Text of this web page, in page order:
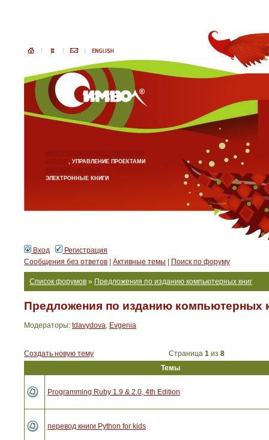
ИНФОРМАЦИОННЫЕ ТЕХНОЛОГИИ
БИЗНЕС, УПРАВЛЕНИЕ ПРОЕКТАМИ
АНГЛИЙСКИЙ ЯЗЫК
ЭЛЕКТРОННЫЕ КНИГИ
Вход
Регистрация
Сообщения без ответов
Активные темы Поиск по форуму
Список форумов » Предложения по изданию компьютерных книг
Предложения по изданию компьютерных
Модераторы: tdavydova, Evgenia
Создать новую тему Страница 1 из 8
Темы
Programming Ruby 1.9 & 2.0, 4th Edition
перевод книги Python for kids